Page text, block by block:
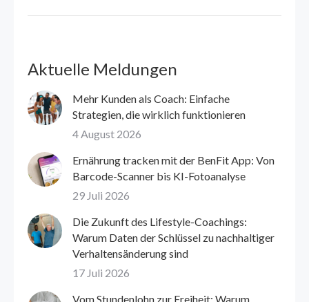
Aktuelle Meldungen
Mehr Kunden als Coach: Einfache
Strategien, die wirklich funktionieren
4 August 2026
Ernährung tracken mit der BenFit App: Von
Barcode-Scanner bis KI-Fotoanalyse
29 Juli 2026
Die Zukunft des Lifestyle-Coachings:
Warum Daten der Schlüssel zu nachhaltiger
Verhaltensänderung sind
17 Juli 2026
Vom Stundenlohn zur Freiheit: Warum